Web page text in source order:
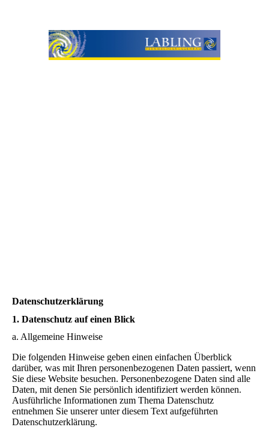
Datenschutzerklärung
1. Datenschutz auf einen Blick
a. Allgemeine Hinweise
Die folgenden Hinweise geben einen einfachen Überblick
darüber, was mit Ihren personenbezogenen Daten passiert, wenn
Sie diese Website besuchen. Personenbezogene Daten sind alle
Daten, mit denen Sie persönlich identifiziert werden können.
Ausführliche Informationen zum Thema Datenschutz
entnehmen Sie unserer unter diesem Text aufgeführten
Datenschutzerklärung.